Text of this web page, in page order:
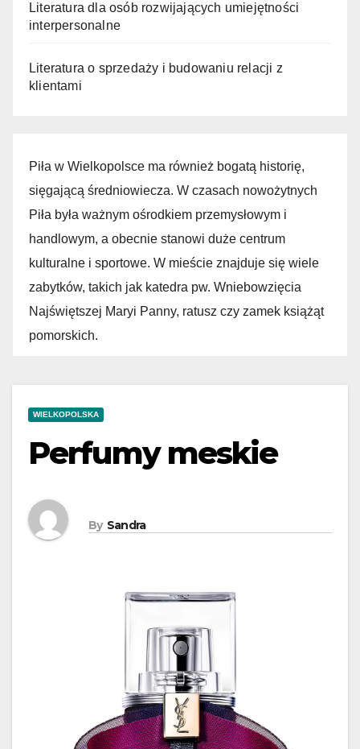
Literatura dla osób rozwijających umiejętności
interpersonalne
Literatura o sprzedaży i budowaniu relacji z
klientami
Piła w Wielkopolsce ma również bogatą historię,
sięgającą średniowiecza. W czasach nowożytnych
Piła była ważnym ośrodkiem przemysłowym i
handlowym, a obecnie stanowi duże centrum
kulturalne i sportowe. W mieście znajduje się wiele
zabytków, takich jak katedra pw. Wniebowzięcia
Najświętszej Maryi Panny, ratusz czy zamek książąt
pomorskich.
WIELKOPOLSKA
Perfumy meskie
By Sandra